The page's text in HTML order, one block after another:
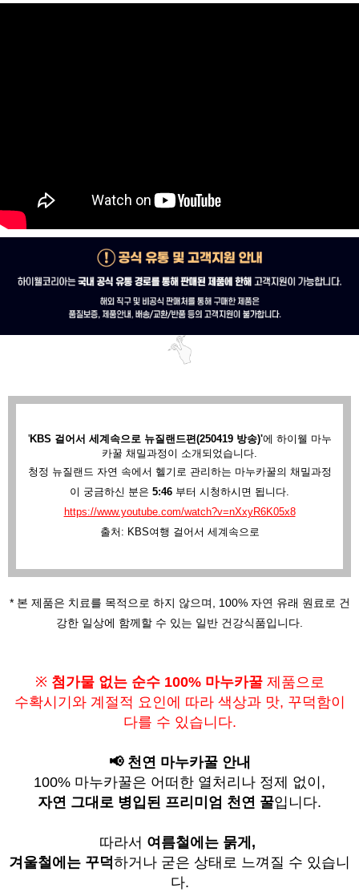
'KBS 걸어서 세계속으로 뉴질랜드편(250419 방송)'에 하이웰 마누
카꿀 채밀과정이 소개되었습니다.
청정 뉴질랜드 자연 속에서 헬기로 관리하는 마누카꿀의 채밀과정
이 궁금하신 분은 5:46 부터 시청하시면 됩니다.
https://www.youtube.com/watch?v=nXxyR6K05x8
출처: KBS여행 걸어서 세계속으로
* 본 제품은 치료를 목적으로 하지 않으며, 100% 자연 유래 원료로 건
강한 일상에 함께할 수 있는 일반 건강식품입니다.
※ 첨가물 없는 순수 100% 마누카꿀제품으로
수확시기와 계절적 요인에 따라 색상과 맛, 꾸덕함이
다를 수 있습니다.
📢 천연 마누카꿀 안내
100% 마누카꿀은 어떠한 열처리나 정제 없이,
자연 그대로 병입된 프리미엄 천연 꿀입니다.
따라서 여름철에는 묽게,
겨울철에는 꾸덕하거나 굳은 상태로 느껴질 수 있습니
다.